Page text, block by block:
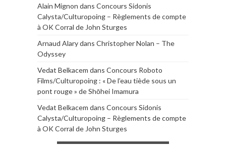
Alain Mignon dans Concours Sidonis
Calysta/Culturopoing – Règlements de compte
à OK Corral de John Sturges
Arnaud Alarydans Christopher Nolan – The
Odyssey
Vedat Belkacem dans Concours Roboto
Films/Culturopoing : « De l’eau tiède sous un
pont rouge » de Shōhei Imamura
Vedat Belkacem dans Concours Sidonis
Calysta/Culturopoing – Règlements de compte
à OK Corral de John Sturges